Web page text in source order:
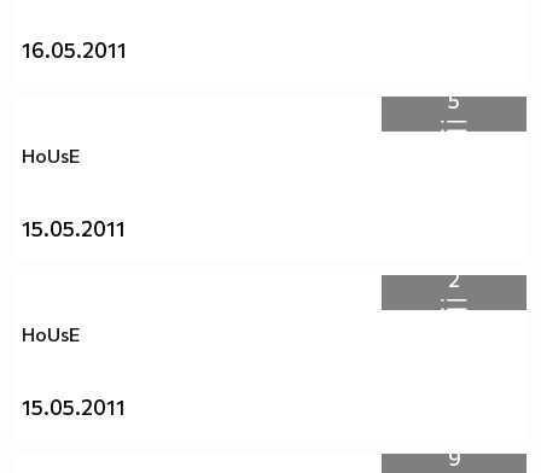
16.05.2011
5
HoUsE
15.05.2011
2
HoUsE
15.05.2011
9